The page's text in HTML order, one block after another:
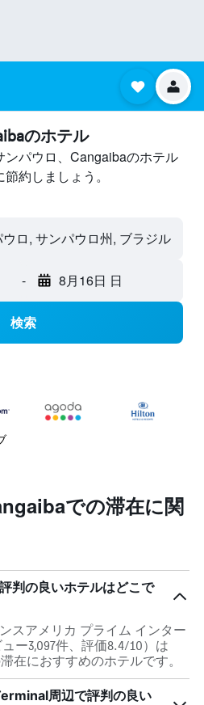
のホテル
ンパウロ、Cangaibaのホテル
約しましょう。
ロ, サンパウロ州, ブラジル
- 8月16日 日
検索
での滞在に関
判の良いホテルはどこで
スアメリカ プライム インター
ー3,097件、評価8.4/10）は
在におすすめのホテルです。
周辺で評判の良い